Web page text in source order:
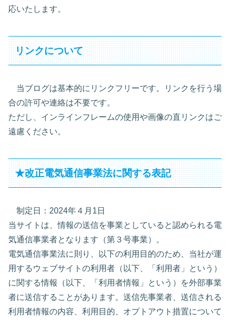
応いたします。
リンクについて
当ブログは基本的にリンクフリーです。リンクを行う場
合の許可や連絡は不要です。
ただし、インラインフレームの使用や画像の直リンクはご
遠慮ください。
★改正電気通信事業法に関する表記
制定日：2024年４月1日
当サイトは、情報の送信を事業としていると認められる電
気通信事業者となります（第３号事業）。
電気通信事業法に則り、以下の利用目的のため、当社が運
用するウェブサイトの利用者（以下、「利用者」という）
に関する情報（以下、「利用者情報」という）を外部事業
者に送信することがあります。送信先事業者、送信される
利用者情報の内容、利用目的、オプトアウト措置について